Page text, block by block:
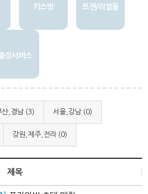
키스방 트젠/리얼돌
장서비스
산,경남 (3) 서울,강남 (0)
강원,제주,전라 (0)
제목